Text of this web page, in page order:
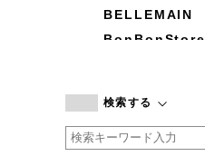
BELLEMAIN
BonBonStore
by basics
CATWORTH
検索する